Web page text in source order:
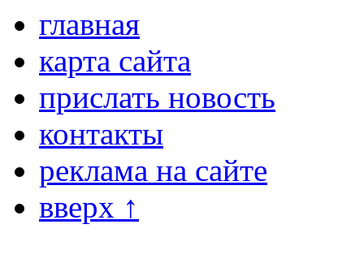
главная
карта сайта
прислать новость
контакты
реклама на сайте
вверх ↑